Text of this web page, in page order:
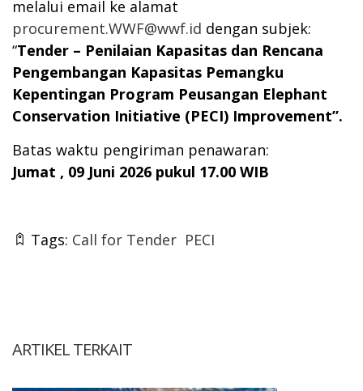
melalui email ke alamat
procurement.WWF@wwf.id dengan subjek:
“Tender – Penilaian Kapasitas dan Rencana
Pengembangan Kapasitas Pemangku
Kepentingan Program Peusangan Elephant
Conservation Initiative (PECI) Improvement”.
Batas waktu pengiriman penawaran:
Jumat , 09 Juni 2026 pukul 17.00 WIB
Tags: Call for Tender PECI
ARTIKEL TERKAIT